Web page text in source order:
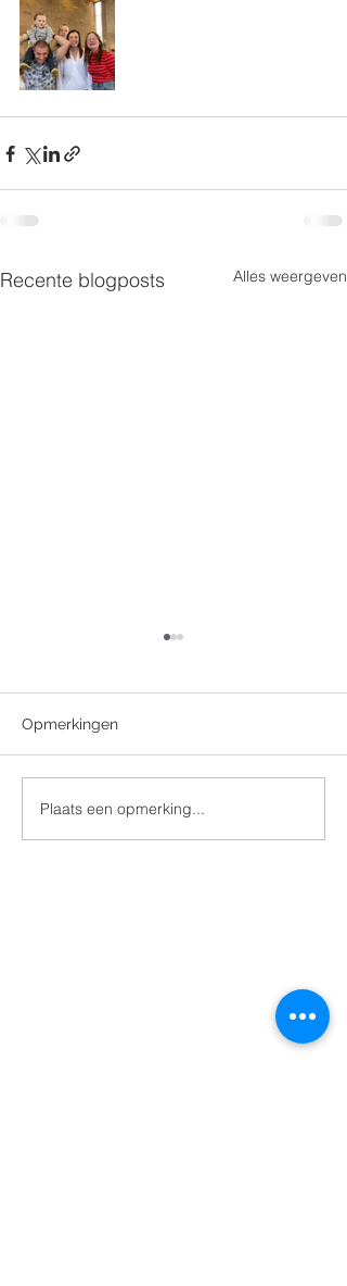
Recente blogposts Alles weergeven
Zalige Valentinus 100
jaar thuis in de grafkapel
Opmerkingen
Plaats een opmerking...